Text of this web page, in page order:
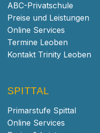
ABC-Privatschule
Preise und Leistungen
Online Services
Termine Leoben
Kontakt Trinity Leoben
SPITTAL
Primarstufe Spittal
Online Services